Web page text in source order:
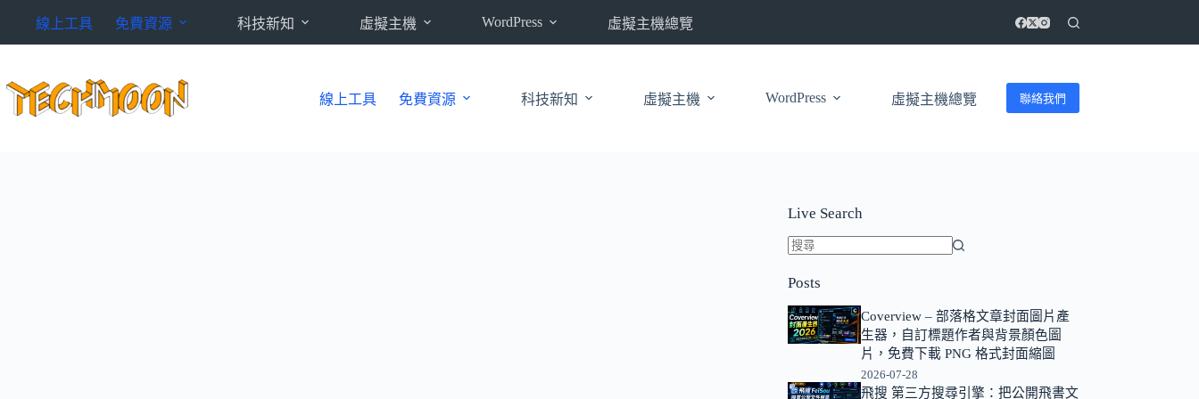
內
線上工具 免費資源 科技新知 虛擬主機 WordPress 虛擬主機總覽
線上工具 免費資源 科技新知 虛擬主機 WordPress 虛擬主機總覽 聯絡我們
Live Search
不
到
符
件
Posts
Coverview – 部落格文章封面圖片產
生器，自訂標題作者與背景顏色圖
片，免費下載 PNG 格式封面縮圖
2026-07-28
飛搜 第三方搜尋引擎：把公開飛書文